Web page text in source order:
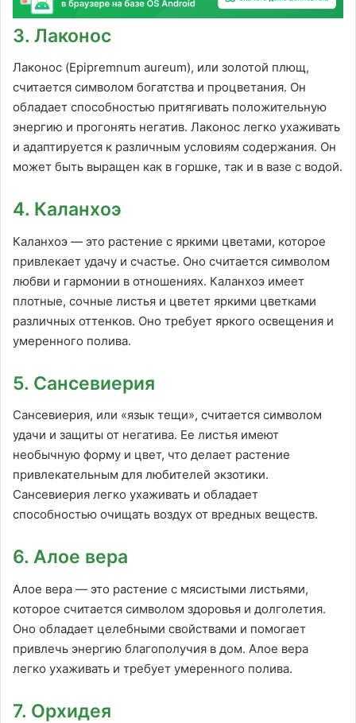
3. Лаконос
Лаконос (Epipremnum aureum), или золотой плющ,
считается символом богатства и процветания. Он
обладает способностью притягивать положительную
энергию и прогонять негатив. Лаконос легко ухаживать
и адаптируется к различным условиям содержания. Он
может быть выращен как в горшке, так и в вазе с водой.
4. Каланхоэ
Каланхоэ — это растение с яркими цветами, которое
привлекает удачу и счастье. Оно считается символом
любви и гармонии в отношениях. Каланхоэ имеет
плотные, сочные листья и цветет яркими цветками
различных оттенков. Оно требует яркого освещения и
умеренного полива.
5. Сансевиерия
Сансевиерия, или «язык тещи», считается символом
удачи и защиты от негатива. Ее листья имеют
необычную форму и цвет, что делает растение
привлекательным для любителей экзотики.
Сансевиерия легко ухаживать и обладает
способностью очищать воздух от вредных веществ.
6. Алое вера
Алое вера — это растение с мясистыми листьями,
которое считается символом здоровья и долголетия.
Оно обладает целебными свойствами и помогает
привлечь энергию благополучия в дом. Алое вера
легко ухаживать и требует умеренного полива.
7. Орхидея